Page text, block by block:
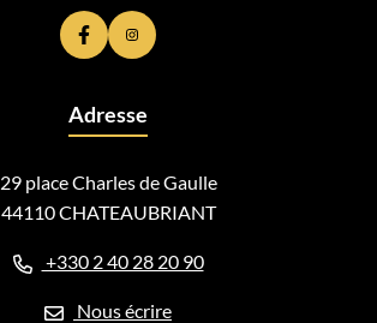
Lien vers le compte Facebook
Lien vers le compte Instagram
Adresse
29 place Charles de Gaulle
44110 CHATEAUBRIANT
+330 2 40 28 20 90
Nous écrire